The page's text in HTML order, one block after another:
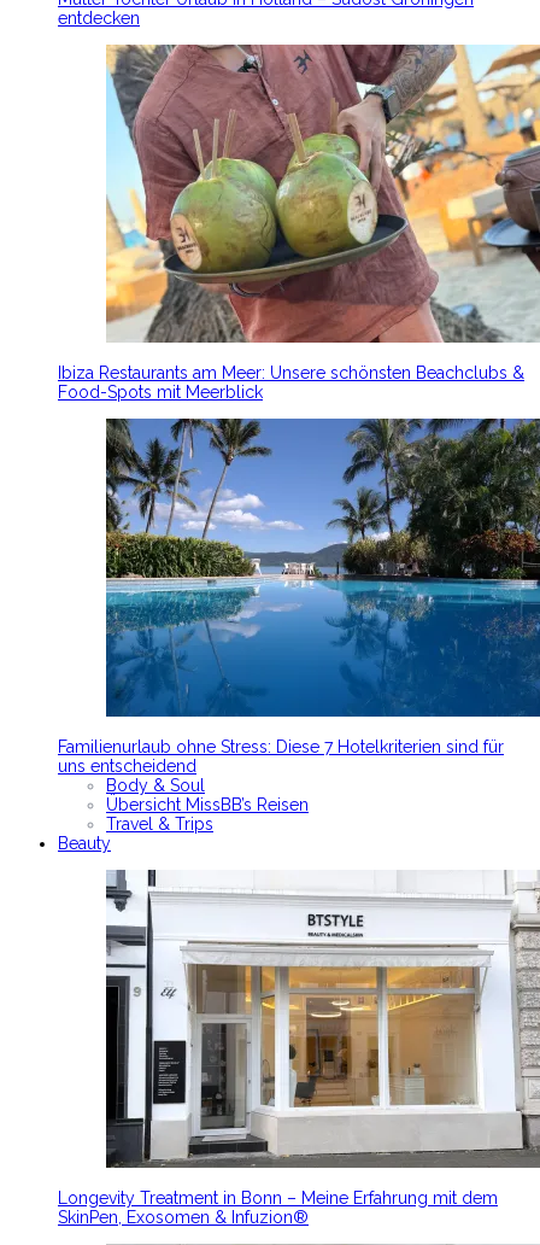
entdecken
Ibiza Restaurants am Meer: Unsere schönsten Beachclubs &
Food-Spots mit Meerblick
Familienurlaub ohne Stress: Diese 7 Hotelkriterien sind für
uns entscheidend
Body & Soul
Übersicht MissBB’s Reisen
Travel & Trips
Beauty
Longevity Treatment in Bonn – Meine Erfahrung mit dem
SkinPen, Exosomen & Infuzion®